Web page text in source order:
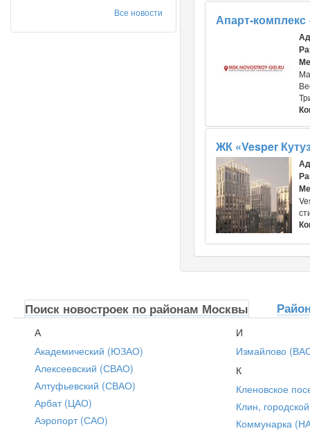
Все новости Апарт-комплекс
ЖК «Vesper
Поиск новостроек по районам Москвы
А
Академический (ЮЗАО)
Алексеевский (СВАО)
Алтуфьевский (СВАО)
Арбат (ЦАО)
Аэропорт (САО)
И
Измайлово
К
Кленовское
Клин,
Коммунарка